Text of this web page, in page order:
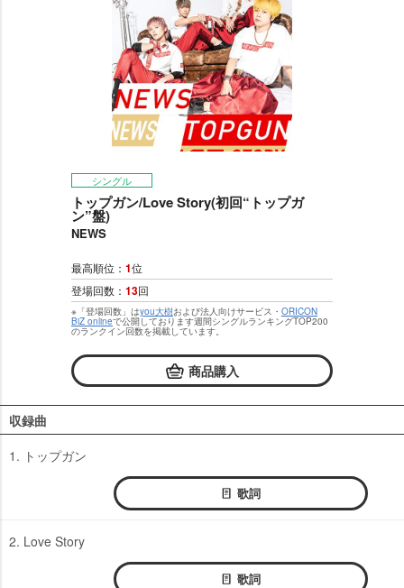
シングル
トップガン/Love Story(初回“トップガ
ン”盤)
NEWS
最高順位： 1位
登場回数： 13回
※「登場回数」はyou大樹および法人向けサービス・ ORICON
BiZ onlineで公開しております週間シングルランキングTOP200
のランクイン回数を掲載しています。
商品購入
収録曲
1. トップガン
歌詞
2. Love Story
歌詞